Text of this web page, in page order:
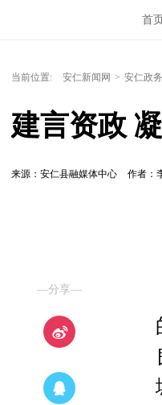
首页
当前位置: 安仁新闻网 > 安仁政务
建言资政
来源：安仁县融媒体中心 作者：
—分享—